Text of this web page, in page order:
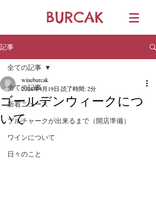
BURCAK
記事
全ての記事
新着ニュース
ブルチャークが出来るまで（開店準備）
ワインについて
日々のこと
全ての記事
ゴールデンウィークにつ
いて
wineburcak
2024年4月19日 読了時間: 2分